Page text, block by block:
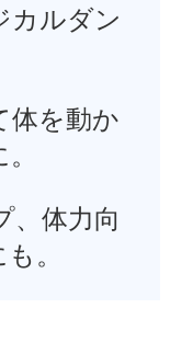
カルダン
体を動か
、体力向
。